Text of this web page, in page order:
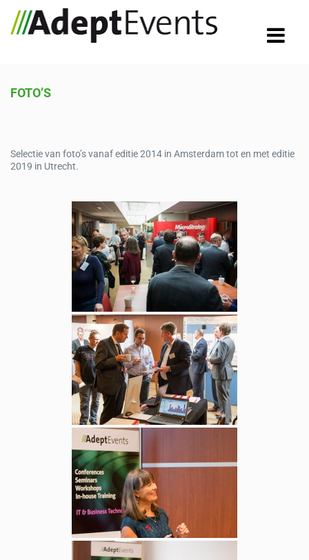
FOTO’S
Selectie van foto’s vanaf editie 2014 in Amsterdam tot en met editie
2019 in Utrecht.